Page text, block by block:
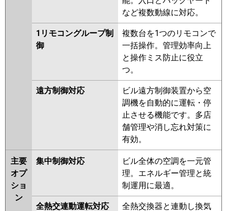
など複数動線に対応。
1リモコングループ制
御
複数台を1つのリモコンで
一括操作。管理効率向上
と操作ミス防止に役立
つ。
遠方制御対応
ビル遠方制御装置から空
調機を自動的に運転・停
止させる機能です。多店
舗管理や消し忘れ対策に
有効。
主要
オプ
ショ
ン
集中制御対応
ビル全体の空調を一元管
理。エネルギー管理と統
制運用に最適。
全熱交連動運転対応
全熱交換器と連動し換気